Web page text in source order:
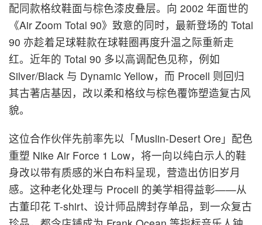
配同款格纹鞋面与棕色漆皮叠层。向 2002 年面世的
《Air Zoom Total 90》致意的同时，最新登场的 Total
90 亦趁着足球鞋款在球鞋圈再度升温之际重新走
红。近年的 Total 90 多以高调配色见称，例如
Silver/Black 与 Dynamic Yellow，而 Procell 则回归
其古著店基因，改以柔和格纹与棕色覆饰塑造复古风
貌。
这位合作伙伴先前率先以「Muslin-Desert Ore」配色
重塑 Nike Air Force 1 Low，将一向以纯白示人的鞋
身改以带有质感的米白布料呈现，营造出仿旧岁月
感。这种老化处理与 Procell 的美学相得益彰——从
古董印花 T-shirt、设计师品牌封存单品，到一众复古